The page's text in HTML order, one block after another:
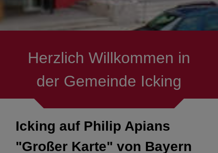
Gemeindearchiv
Straßennamen
Kriegsende+Neubeginn 1945
Herzlich Willkommen in
der Gemeinde Icking
Icking auf Philip Apians
"Großer Karte" von Bayern